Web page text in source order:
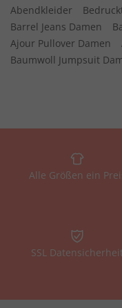
Abendkleider
Barrel Jeans Damen
Ajour Pullover Damen
Baumwoll Jumpsuit
Alle Größen ein
SSL